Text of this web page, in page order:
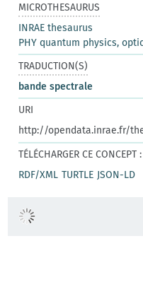
MICROTHESAURUS
INRAE thesaurus
PHY quantum physics,
TRADUCTION(S)
bande spectrale
URI
http://opendata.inrae.fr/
TÉLÉCHARGER CE CONCEPT :
RDF/XML TURTLE JSON-LD